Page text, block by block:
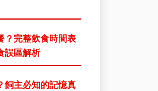
？完整飲食時間表
誤區解析
飼主必知的記憶真